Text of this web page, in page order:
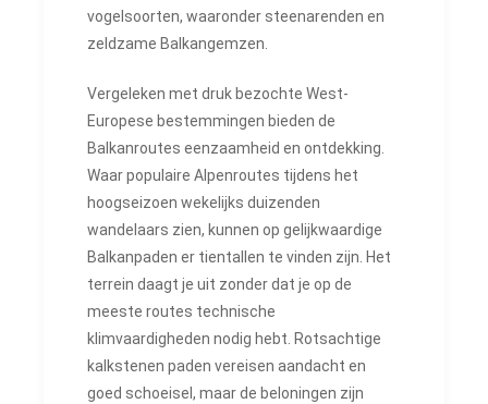
vogelsoorten, waaronder steenarenden en
zeldzame Balkangemzen.
Vergeleken met druk bezochte West-
Europese bestemmingen bieden de
Balkanroutes eenzaamheid en ontdekking.
Waar populaire Alpenroutes tijdens het
hoogseizoen wekelijks duizenden
wandelaars zien, kunnen op gelijkwaardige
Balkanpaden er tientallen te vinden zijn. Het
terrein daagt je uit zonder dat je op de
meeste routes technische
klimvaardigheden nodig hebt. Rotsachtige
kalkstenen paden vereisen aandacht en
goed schoeisel, maar de beloningen zijn